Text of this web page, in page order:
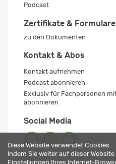
Podcast
Zertifikate & Formulare
zu den Dokumenten
Kontakt & Abos
Kontakt aufnehmen
Podcast abonnieren
Exklusiv für Fachpersonen
abonnieren
Social Media
Diese Website verwendet Cookies.
Indem Sie weiter auf dieser
Einstellungen Ihres Internet-